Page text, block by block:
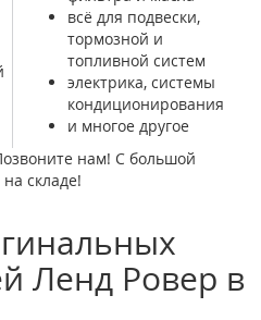
всё для подвески,
тормозной и
топливной систем
электрика, системы
кондиционирования
и многое другое
нам! С большой
складе!
Ленд Ровер в